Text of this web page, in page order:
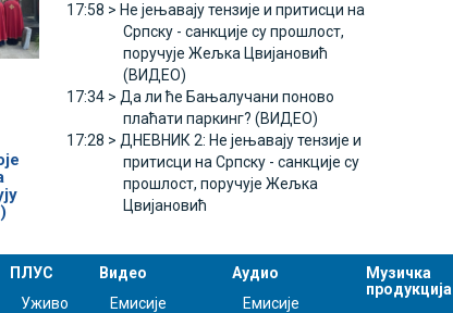
17:58 > Не јењавају тензије и притисци на
Српску - санкције су прошлост,
поручује Жељка Цвијановић
(ВИДЕО)
17:34 > Да ли ће Бањалучани поново
плаћати паркинг? (ВИДЕО)
17:28 > ДНЕВНИК 2: Не јењавају тензије и
притисци на Српску - санкције су
прошлост, поручује Жељка
Цвијановић
ПЛУС
Уживо
Видео
Емисије
Аудио
Емисије
Музичка
продукција